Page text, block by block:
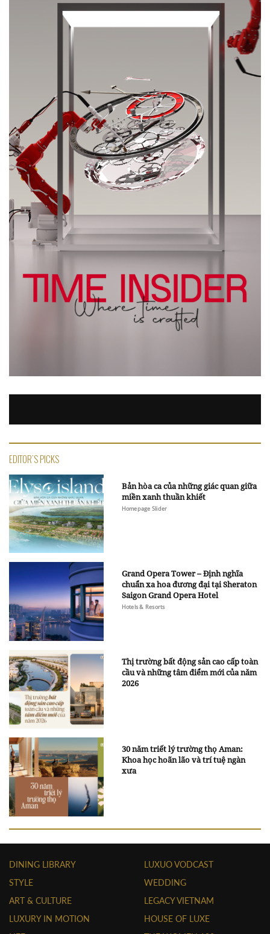
EDITOR'S PICKS
Bản hòa ca của những giác quan giữa
miền xanh thuần khiết
Homepage Slider
Grand Opera Tower – Định nghĩa
chuẩn xa hoa đương đại tại Sheraton
Saigon Grand Opera Hotel
Hotels & Resorts
Thị trường bất động sản cao cấp toàn
cầu và những tâm điểm mới của năm
2026
30 năm triết lý trường thọ Aman:
Khoa học hoãn lão và trí tuệ ngàn
xưa
DINING LIBRARY
STYLE
ART & CULTURE
LUXURY IN MOTION
LUXUO VODCAST
WEDDING
LEGACY VIETNAM
HOUSE OF LUXE